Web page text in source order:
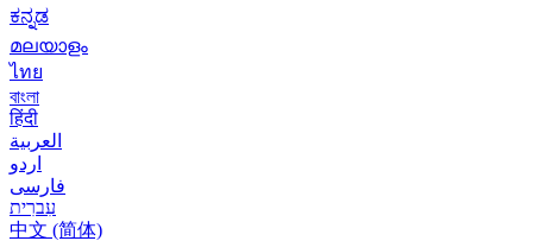
ಕನ್ನಡ
മലയാളം
ไทย
বাংলা
हिंदी
العربية
اردو
فارسی
עִברִית
中文 (简体)